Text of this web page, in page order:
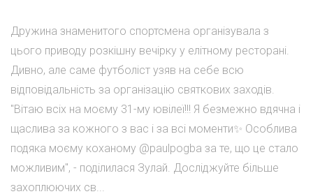
Дружина знаменитого спортсмена організувала з
цього приводу розкішну вечірку у елітному ресторані.
Дивно, але саме футболіст узяв на себе всю
відповідальність за організацію святкових заходів.
"Вітаю всіх на моєму 31-му ювілеї!!! Я безмежно вдячна і
щаслива за кожного з вас і за всі моменти✨ Особлива
подяка моєму коханому @paulpogba за те, що це стало
можливим", - поділилася Зулай. Досліджуйте більше
захоплюючих св...